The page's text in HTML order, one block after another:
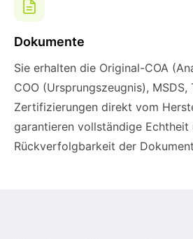
Dokumente
Sie erhalten die Original-COA
COO (Ursprungszeugnis),
Zertifizierungen direkt vom
garantieren vollständige Echtheit
Rückverfolgbarkeit der